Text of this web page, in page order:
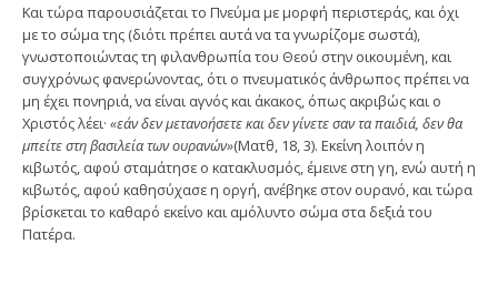
Και τώρα παρουσιάζεται το Πνεύμα με μορφή περιστεράς, και όχι
με το σώμα της (διότι πρέπει αυτά να τα γνωρίζομε σωστά),
γνωστοποιώντας τη φιλανθρω­πία του Θεού στην οικουμένη, και
συγχρόνως φανερώ­νοντας, ότι ο πνευματικός άνθρωπος πρέπει να
μη έχει πονηριά, να είναι αγνός και άκακος, όπως ακριβώς και ο
Χριστός λέει· «εάν δεν μετανοήσετε και δεν γίνετε σαν τα παιδιά, δεν θα
μπείτε στη βασιλεία των ουρανών»(Ματθ, 18, 3). Εκείνη λοιπόν η
κιβωτός, αφού σταμάτησε ο κατακλυ­σμός, έμεινε στη γη, ενώ αυτή η
κιβωτός, αφού καθησύ­χασε η οργή, ανέβηκε στον ουρανό, και τώρα
βρίσκεται το καθαρό εκείνο και αμόλυντο σώμα στα δεξιά του
Πατέρα.